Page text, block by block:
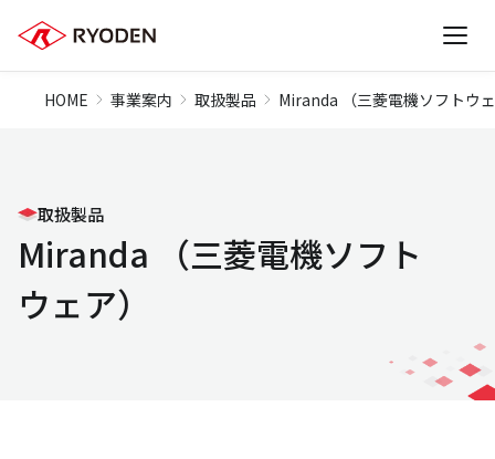
HOME 事業案内 取扱製品 Miranda （三菱電機ソフトウ
取扱製品
Miranda （三菱電機ソフト
ウェア）